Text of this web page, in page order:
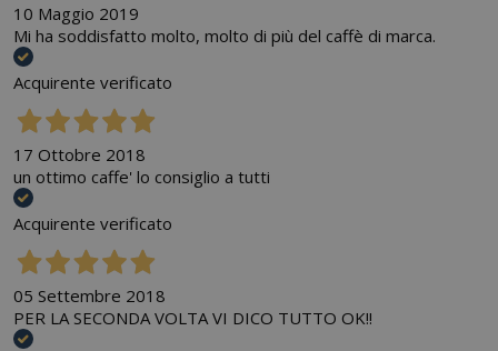
10 Maggio 2019
Mi ha soddisfatto molto, molto di più del caffè di marca.
Acquirente verificato
17 Ottobre 2018
un ottimo caffe' lo consiglio a tutti
Acquirente verificato
05 Settembre 2018
PER LA SECONDA VOLTA VI DICO TUTTO OK!!